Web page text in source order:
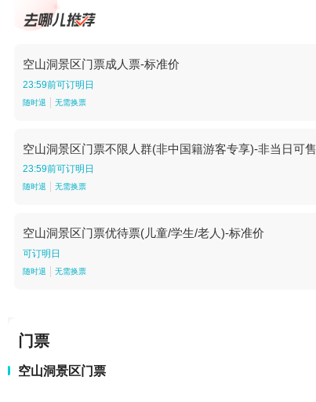
空山洞景区门票成人票-标准价
23:59前可订明日
随时退 无需换票
空山洞景区门票不限人群(非中国籍游客专享)-非当日可售
23:59前可订明日
随时退 无需换票
空山洞景区门票优待票(儿童/学生/老人)-标准价
可订明日
随时退 无需换票
门票
空山洞景区门票